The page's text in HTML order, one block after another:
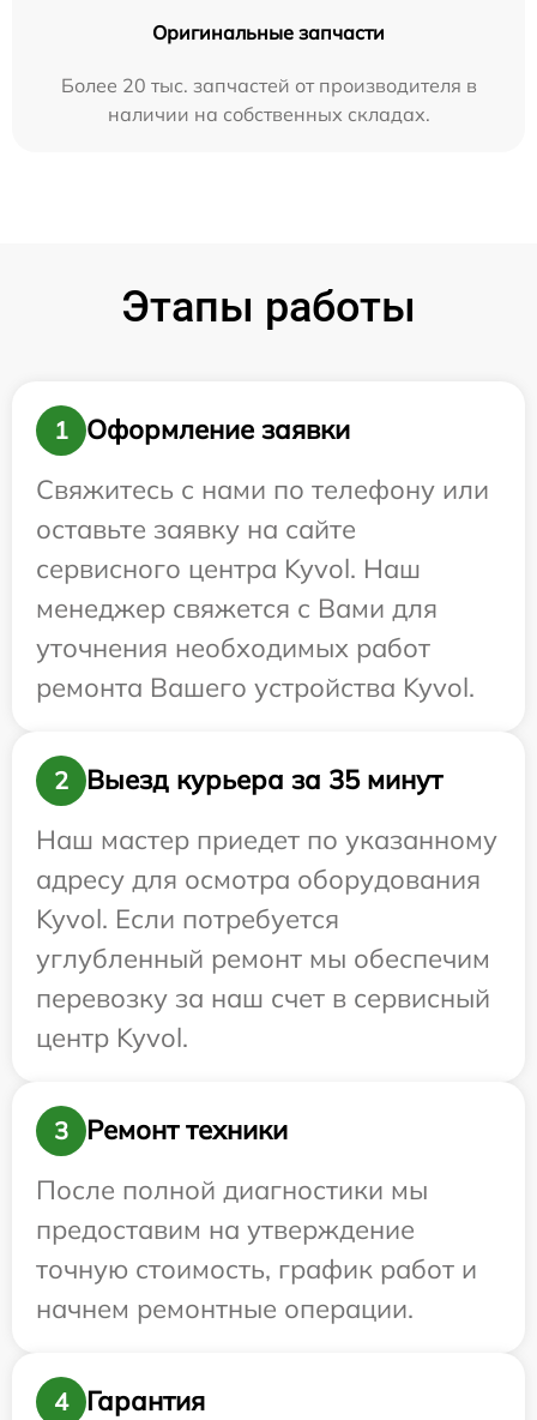
Оригинальные запчасти
Более 20 тыс. запчастей от производителя в
наличии на собственных складах.
Этапы работы
1
Оформление заявки
Свяжитесь с нами по телефону или
оставьте заявку на сайте
сервисного центра Kyvol. Наш
менеджер свяжется с Вами для
уточнения необходимых работ
ремонта Вашего устройства Kyvol.
2
Выезд курьера за 35 минут
Наш мастер приедет по указанному
адресу для осмотра оборудования
Kyvol. Если потребуется
углубленный ремонт мы обеспечим
перевозку за наш счет в сервисный
центр Kyvol.
3
Ремонт техники
После полной диагностики мы
предоставим на утверждение
точную стоимость, график работ и
начнем ремонтные операции.
4 Гарантия